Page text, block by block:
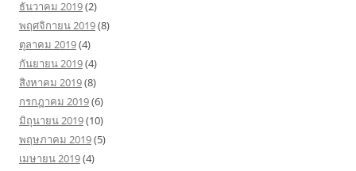
ธันวาคม 2019(2)
พฤศจิกายน 2019(8)
ตุลาคม 2019(4)
กันยายน 2019(4)
สิงหาคม 2019(8)
กรกฎาคม 2019(6)
มิถุนายน 2019(10)
พฤษภาคม 2019(5)
เมษายน 2019(4)